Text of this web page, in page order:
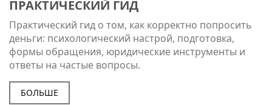
ПРАКТИЧЕСКИЙ ГИД
Практический гид о том, как корректно попросить
деньги: психологический настрой, подготовка,
формы обращения, юридические инструменты и
ответы на частые вопросы.
БОЛЬШЕ